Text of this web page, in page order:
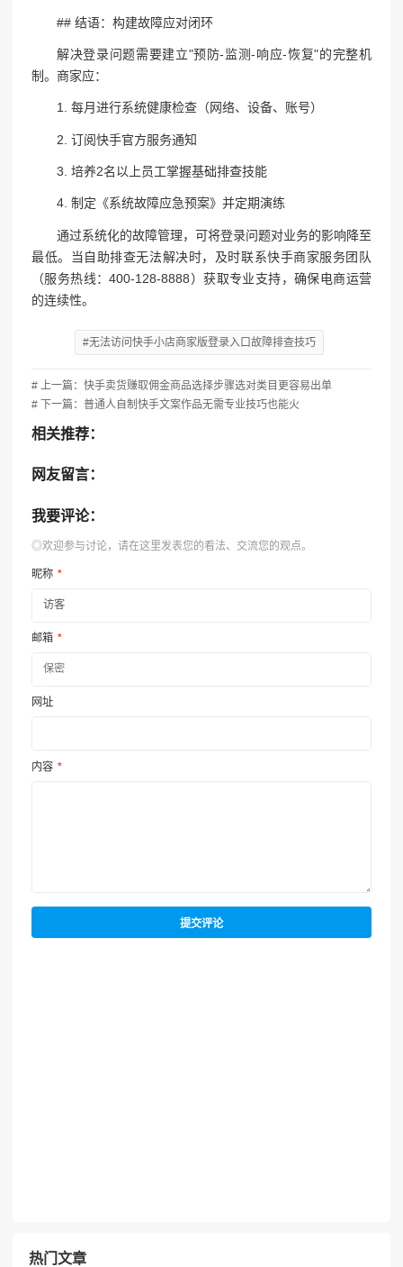
## 结语：构建故障应对闭环
解决登录问题需要建立"预防-监测-响应-恢复"的完整机
制。商家应：
1. 每月进行系统健康检查（网络、设备、账号）
2. 订阅快手官方服务通知
3. 培养2名以上员工掌握基础排查技能
4. 制定《系统故障应急预案》并定期演练
通过系统化的故障管理，可将登录问题对业务的影响降至
最低。当自助排查无法解决时，及时联系快手商家服务团队
（服务热线：400-128-8888）获取专业支持，确保电商运营
的连续性。
#无法访问快手小店商家版登录入口故障排查技巧
# 上一篇：快手卖货赚取佣金商品选择步骤选对类目更容易出单
# 下一篇：普通人自制快手文案作品无需专业技巧也能火
相关推荐：
网友留言：
我要评论：
◎欢迎参与讨论，请在这里发表您的看法、交流您的观点。
昵称 *
邮箱 *
网址
内容 *
热门文章